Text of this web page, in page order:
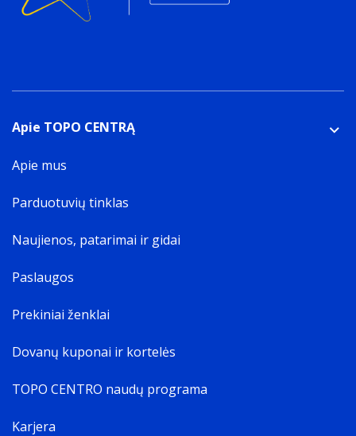
Apie TOPO CENTRĄ
Apie mus
Parduotuvių tinklas
Naujienos, patarimai ir gidai
Paslaugos
Prekiniai ženklai
Dovanų kuponai ir kortelės
TOPO CENTRO naudų programa
Karjera